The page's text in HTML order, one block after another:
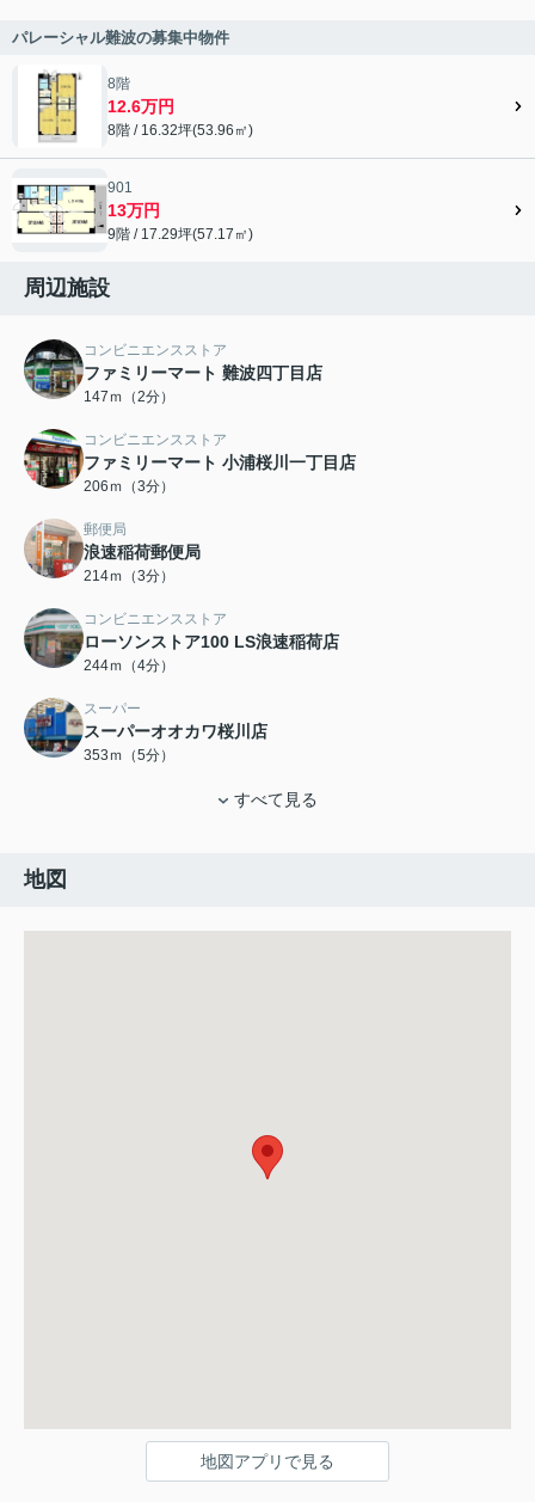
パレーシャル難波の募集中物件
8階
12.6万円
8階 / 16.32坪(53.96㎡)
901
13万円
9階 / 17.29坪(57.17㎡)
周辺施設
コンビニエンスストア
ファミリーマート 難波四丁目店
147ｍ（2分）
コンビニエンスストア
ファミリーマート 小浦桜川一丁目店
206ｍ（3分）
郵便局
浪速稲荷郵便局
214ｍ（3分）
コンビニエンスストア
ローソンストア100 LS浪速稲荷店
244ｍ（4分）
スーパー
スーパーオオカワ桜川店
353ｍ（5分）
すべて見る
地図
地図アプリで見る